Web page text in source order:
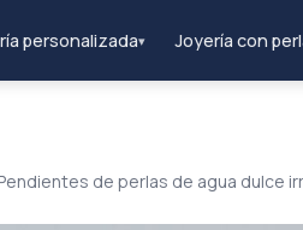
personalizada▾ Joyería con
de perlas de agua dulce